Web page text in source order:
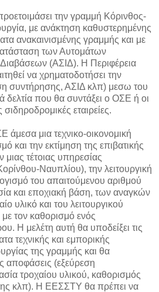
την γραμμή Κόρινθος-
με ανάκτηση καθυστερημένης
ανακαινισμένης γραμμής και με
των Αυτομάτων
(ΑΣΙΔ). Η Περιφέρεια
να χρηματοδοτήσει την
συντήρησης, ΑΣΙΔ κλπ) μεσω του
δελτία που θα συντάξει ο ΟΣΕ ή οι
εταιρείες.
άμεσα μια τεχνικο-οικονομική
και την εκτίμηση της επιβατικής
τέτοιας υπηρεσίας
Ναυπλίου), την λειτουργική
του απαιτούμενου αριθμού
και εποχιακή βάση, των αναγκών
υλικό και του λειτουργικού
τον καθορισμό ενός
Η μελέτη αυτή θα υποδείξει τις
τεχνικής και εμπορικής
της γραμμής και θα
αποφάσεις (εξεύρεση
τροχαίου υλικού, καθορισμός
κλπ). Η ΕΕΣΣΤΥ θα πρέπει να